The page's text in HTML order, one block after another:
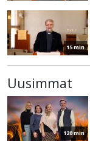
15 min
Uusimmat
120 min